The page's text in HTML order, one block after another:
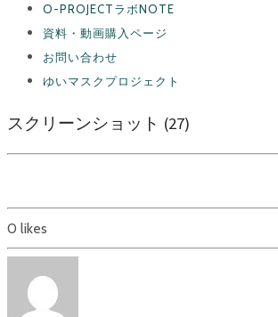
O-PROJECTラボNOTE
資料・動画購入ページ
お問い合わせ
ゆいマスクプロジェクト
スクリーンショット (27)
0 likes